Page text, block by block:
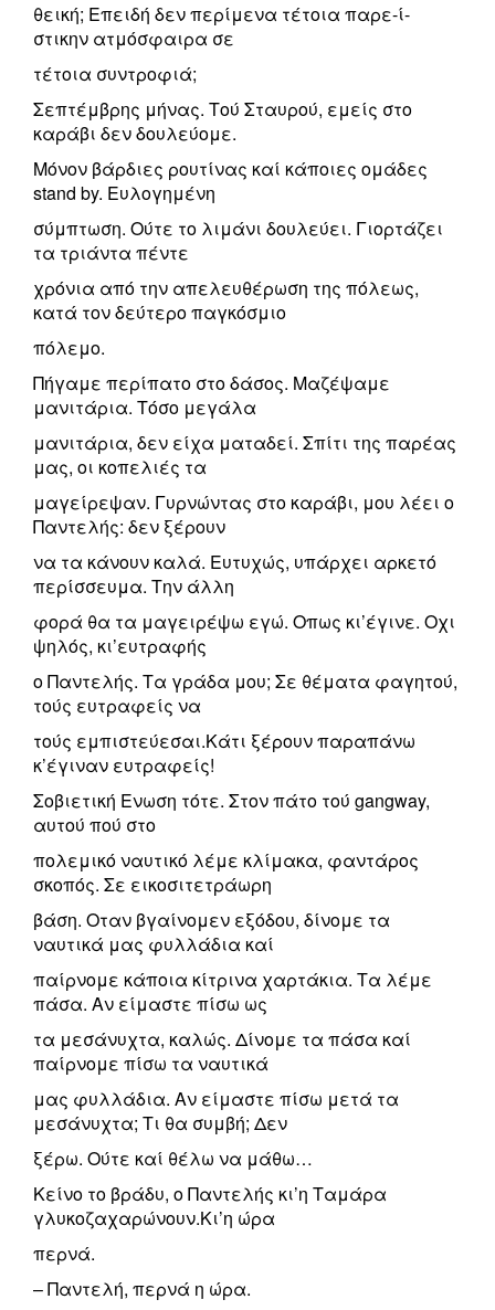
θεική; Επειδή δεν περίμενα τέτοια παρε-ί-
στικην ατμόσφαιρα σε
τέτοια συντροφιά;
Σεπτέμβρης μήνας. Τού Σταυρού, εμείς στο
καράβι δεν δουλεύομε.
Μόνον βάρδιες ρουτίνας καί κάποιες ομάδες
stand by. Ευλογημένη
σύμπτωση. Ούτε το λιμάνι δουλεύει. Γιορτάζει
τα τριάντα πέντε
χρόνια από την απελευθέρωση της πόλεως,
κατά τον δεύτερο παγκόσμιο
πόλεμο.
Πήγαμε περίπατο στο δάσος. Μαζέψαμε
μανιτάρια. Τόσο μεγάλα
μανιτάρια, δεν είχα ματαδεί. Σπίτι της παρέας
μας, οι κοπελιές τα
μαγείρεψαν. Γυρνώντας στο καράβι, μου λέει ο
Παντελής: δεν ξέρουν
να τα κάνουν καλά. Ευτυχώς, υπάρχει αρκετό
περίσσευμα. Την άλλη
φορά θα τα μαγειρέψω εγώ. Οπως κι’έγινε. Οχι
ψηλός, κι’ευτραφής
ο Παντελής. Τα γράδα μου; Σε θέματα φαγητού,
τούς ευτραφείς να
τούς εμπιστεύεσαι.Κάτι ξέρουν παραπάνω
κ’έγιναν ευτραφείς!
Σοβιετική Ενωση τότε. Στον πάτο τού gangway,
αυτού πού στο
πολεμικό ναυτικό λέμε κλίμακα, φαντάρος
σκοπός. Σε εικοσιτετράωρη
βάση. Οταν βγαίνομεν εξόδου, δίνομε τα
ναυτικά μας φυλλάδια καί
παίρνομε κάποια κίτρινα χαρτάκια. Τα λέμε
πάσα. Αν είμαστε πίσω ως
τα μεσάνυχτα, καλώς. Δίνομε τα πάσα καί
παίρνομε πίσω τα ναυτικά
μας φυλλάδια. Αν είμαστε πίσω μετά τα
μεσάνυχτα; Τι θα συμβή; Δεν
ξέρω. Ούτε καί θέλω να μάθω…
Κείνο το βράδυ, ο Παντελής κι’η Ταμάρα
γλυκοζαχαρώνουν.Κι’η ώρα
περνά.
– Παντελή, περνά η ώρα.